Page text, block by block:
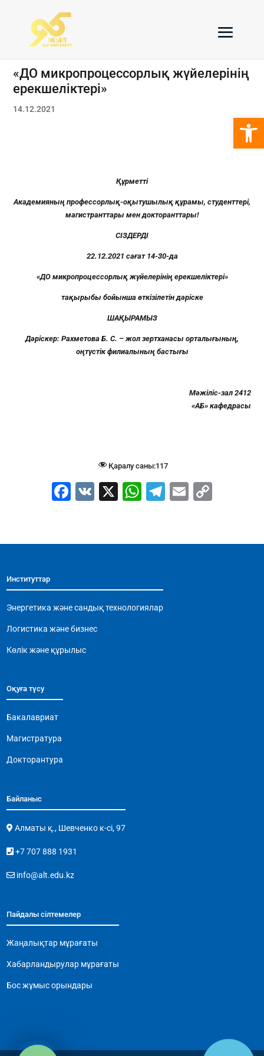
«ДО микропроцессорлық жүйелерінің
ерекшеліктері»
14.12.2021
Құрметті
Академияның профессорлық-оқытушылық құрамы, студенттері,
магистранттары мен докторанттары!
СІЗДЕРДІ
22.12.2021 сағат 14-30-да
«ДОмикропроцессорлық жүйелерінің ерекшеліктері»
тақырыбы бойынша өткізілетін дәріске
ШАҚЫРАМЫЗ
Дәріскер: Рахметова Б. С. – жол зертханасы орталығының,
оңтүстік филиалының бастығы
Мәжіліс-зал 2412
«АБ» кафедрасы
Қаралу саны:117
F
e
o
o
k
V
X
W
s
p
p
T
gr
E
l
y
Институттар
Энергетика және сандық технологиялар
Логистика және бизнес
Көлік және құрылыс
Оқуға түсу
Бакалавриат
Магистратура
Докторантура
Байланыс
Алматы қ., Шевченко к-сі, 97
+7 707 888 1931
info@alt.edu.kz
Пайдалы сілтемелер
Жаңалықтар мұрағаты
Хабарландырулар мұрағаты
Бос жұмыс орындары